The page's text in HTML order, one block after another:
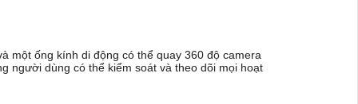
một ống kính di động có thể quay 360 độ camera
người dùng có thể kiểm soát và theo dõi mọi hoạt